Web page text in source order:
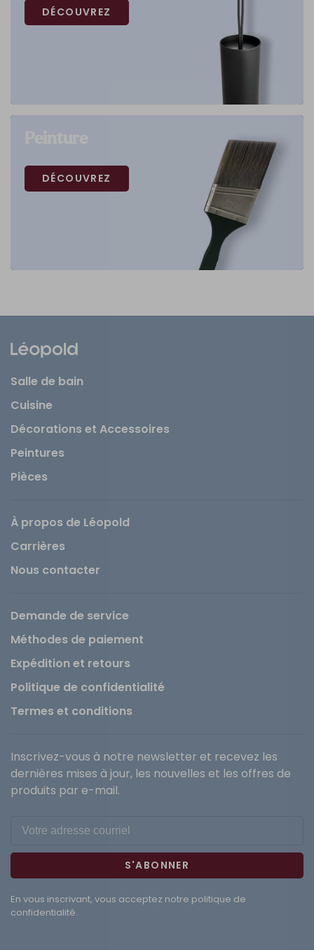
DÉCOUVREZ
DÉCOUVREZ
Salle de bain
Cuisine
Décorations et Accessoires
Peintures
Pièces
À propos de Léopold
Carrières
Nous contacter
Demande de service
Méthodes de paiement
Expédition et retours
Politique de confidentialité
Termes et conditions
Inscrivez-vous à notre newsletter et recevez les
dernières mises à jour, les nouvelles et les offres de
produits par e-mail.
S'ABONNER
En vous inscrivant, vous acceptez notre politique de
confidentialité.